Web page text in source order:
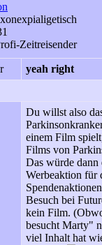
Zeitreisender
yeah right
Du willst also
einem Film
Films von
Das würde
Werbeaktion für
Besuch bei
kein Film.
besucht Marty"
viel Inhalt hat